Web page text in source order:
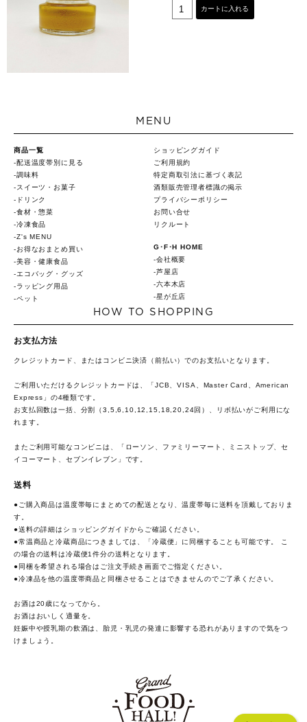
カートに入れる
MENU
商品一覧
配送温度帯別に見る
調味料
スイーツ・お菓子
ドリンク
食材・惣菜
冷凍食品
Z's MENU
お得なおまとめ買い
美容・健康食品
エコバッグ・グッズ
ラッピング用品
ペット
ショッピングガイド
ご利用規約
特定商取引法に基づく表記
酒類販売管理者標識の掲示
プライバシーポリシー
お問い合せ
リクルート
G･F･H HOME
会社概要
芦屋店
六本木店
星が丘店
HOW TO SHOPPING
お支払方法
クレジットカード、またはコンビニ決済（前払い）でのお支払いとなります。
ご利用いただけるクレジットカードは、「JCB、VISA、Master Card、American
Express」の4種類です。
お支払回数は一括、分割（3,5,6,10,12,15,18,20,24回）、リボ払いがご利用にな
れます。
またご利用可能なコンビニは、「ローソン、ファミリーマート、ミニストップ、セ
イコーマート、セブンイレブン」です。
送料
●ご購入商品は温度帯毎にまとめての配送となり、温度帯毎に送料を頂戴しておりま
す。
●送料の詳細は ショッピングガイドからご確認ください。
●常温商品と冷蔵商品につきましては、「冷蔵便」に同梱することも可能です。 こ
の場合の送料は冷蔵便1件分の送料となります。
●同梱を希望される場合はご注文手続き画面でご指定ください。
●冷凍品を他の温度帯商品と同梱させることはできませんのでご了承ください。
お酒は20歳になってから。
お酒はおいしく適量を。
妊娠中や授乳期の飲酒は、胎児・乳児の発達に影響する恐れがありますので気をつ
けましょう。